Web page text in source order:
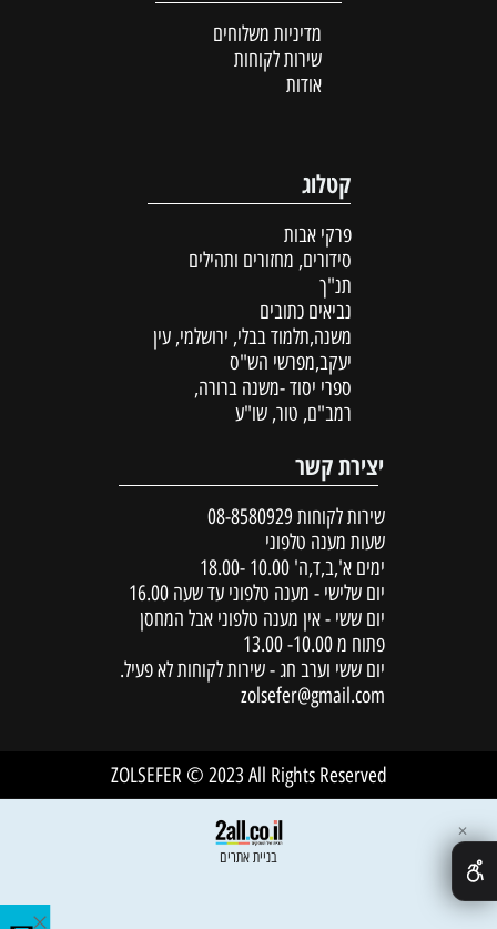
מדיניות משלוחים
שירות לקוחות
אודות
קטלוג
פרקי אבות
סידורים, מחזורים ותהילים
תנ"ך
נביאים כתובים
משנה,תלמוד בבלי, ירושלמי, עין
יעקב,מפרשי הש"ס
ספרי יסוד -משנה ברורה,
רמב"ם, טור, שו"ע
יצירת קשר
שירות לקוחות 08-8580929
שעות מענה טלפוני
ימים א',ב,ד,ה' 10.00 -18.00
יום שלישי - מענה טלפוני עד שעה 16.00
יום ששי - אין מענה טלפוני אבל המחסן
פתוח מ 10.00- 13.00
יום ששי וערב חג - שירות לקוחות לא פעיל.
zolsefer@gmail.com
ZOLSEFER © 2023 All Rights Reserved
בניית אתרים
✕